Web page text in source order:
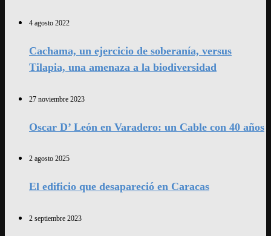
4 agosto 2022
Cachama, un ejercicio de soberanía, versus
Tilapia, una amenaza a la biodiversidad
27 noviembre 2023
Oscar D’ León en Varadero: un Cable con 40 años
2 agosto 2025
El edificio que desapareció en Caracas
2 septiembre 2023